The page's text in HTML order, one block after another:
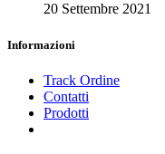
20 Settembre 2021
Informazioni
Track Ordine
Contatti
Prodotti